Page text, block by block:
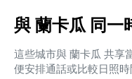
與 蘭卡瓜 同一
這些城市與 蘭卡瓜 共
便安排通話或比較日照時